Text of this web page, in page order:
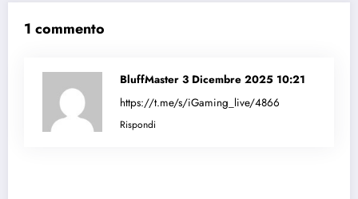
1 commento
BluffMaster 3 Dicembre 2025 10:21
https://t.me/s/iGaming_live/4866
Rispondi